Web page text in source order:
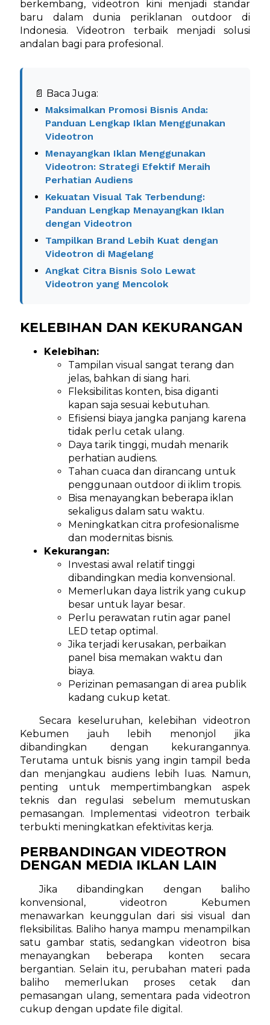
berkembang, videotron kini menjadi standar
baru dalam dunia periklanan outdoor di
Indonesia. Videotron terbaik menjadi solusi
andalan bagi para profesional.
📄 Baca Juga:
Maksimalkan Promosi Bisnis Anda:
Panduan Lengkap Iklan Menggunakan
Videotron
Menayangkan Iklan Menggunakan
Videotron: Strategi Efektif Meraih
Perhatian Audiens
Kekuatan Visual Tak Terbendung:
Panduan Lengkap Menayangkan Iklan
dengan Videotron
Tampilkan Brand Lebih Kuat dengan
Videotron di Magelang
Angkat Citra Bisnis Solo Lewat
Videotron yang Mencolok
KELEBIHAN DAN KEKURANGAN
Kelebihan:
Tampilan visual sangat terang dan
jelas, bahkan di siang hari.
Fleksibilitas konten, bisa diganti
kapan saja sesuai kebutuhan.
Efisiensi biaya jangka panjang karena
tidak perlu cetak ulang.
Daya tarik tinggi, mudah menarik
perhatian audiens.
Tahan cuaca dan dirancang untuk
penggunaan outdoor di iklim tropis.
Bisa menayangkan beberapa iklan
sekaligus dalam satu waktu.
Meningkatkan citra profesionalisme
dan modernitas bisnis.
Kekurangan:
Investasi awal relatif tinggi
dibandingkan media konvensional.
Memerlukan daya listrik yang cukup
besar untuk layar besar.
Perlu perawatan rutin agar panel
LED tetap optimal.
Jika terjadi kerusakan, perbaikan
panel bisa memakan waktu dan
biaya.
Perizinan pemasangan di area publik
kadang cukup ketat.
Secara keseluruhan, kelebihan videotron
Kebumen jauh lebih menonjol jika
dibandingkan dengan kekurangannya.
Terutama untuk bisnis yang ingin tampil beda
dan menjangkau audiens lebih luas. Namun,
penting untuk mempertimbangkan aspek
teknis dan regulasi sebelum memutuskan
pemasangan. Implementasi videotron terbaik
terbukti meningkatkan efektivitas kerja.
PERBANDINGAN VIDEOTRON
DENGAN MEDIA IKLAN LAIN
Jika dibandingkan dengan baliho
konvensional, videotron Kebumen
menawarkan keunggulan dari sisi visual dan
fleksibilitas. Baliho hanya mampu menampilkan
satu gambar statis, sedangkan videotron bisa
menayangkan beberapa konten secara
bergantian. Selain itu, perubahan materi pada
baliho memerlukan proses cetak dan
pemasangan ulang, sementara pada videotron
cukup dengan update file digital.